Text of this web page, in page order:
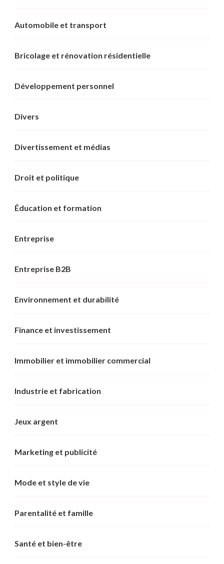
Automobile et transport
Bricolage et rénovation résidentielle
Développement personnel
Divers
Divertissement et médias
Droit et politique
Éducation et formation
Entreprise
Entreprise B2B
Environnement et durabilité
Finance et investissement
Immobilier et immobilier commercial
Industrie et fabrication
Jeux argent
Marketing et publicité
Mode et style de vie
Parentalité et famille
Santé et bien-être